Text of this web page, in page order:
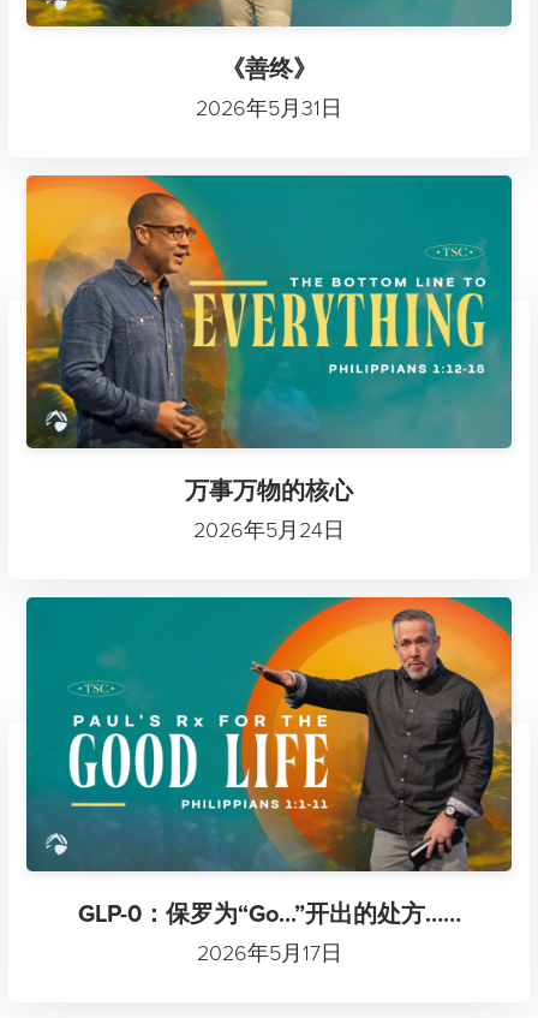
《善终》
2026年5月31日
万事万物的核心
2026年5月24日
GLP-0：保罗为“Go...”开出的处方……
2026年5月17日